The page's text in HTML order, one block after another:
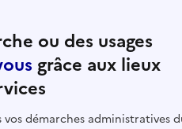
ou des usages
grâce aux lieux
vos démarches administratives